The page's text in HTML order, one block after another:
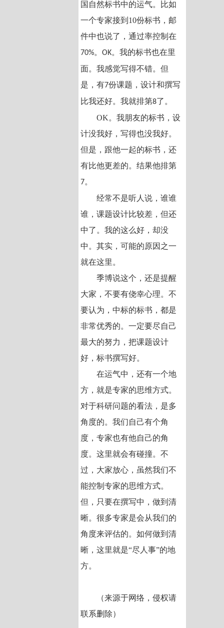
国自然标书中的运气。比如
一个专家接到10份标书，邮
件中也说了，通过率控制在
70%。OK。我的标书也在里
面。我感觉写得不错。但
是，有7份课题，设计和撰写
比我还好。我就排第8了。
OK。我朋友的标书，设
计没我好，写得也没我好。
但是，跟他一起的标书，还
有比他更差的。结果他排第
7。
经常不是听人说，谁谁
谁，课题设计比较差，但还
中了。我的这么好，却没
中。其实，可能的原因之一
就在这里。
季博说这个，还是提醒
大家，不要有侥幸心理。不
要认为，中标的标书，都是
非常优秀的。一定要尽自己
最大的努力，把课题设计
好，标书撰写好。
在运气中，还有一个地
方，就是专家的思维方式。
对于科研问题的看法，是多
角度的。我们自己有个角
度，专家也有他自己的角
度。这里就会有碰撞。不
过，大家放心，虽然我们不
能控制专家的思维方式。
但，只要在撰写中，做到清
晰。很多专家是会从我们的
角度来评估的。如何做到清
晰，这里就是“尽人事”的地
方。
（来源于网络，侵权请
联系删除）